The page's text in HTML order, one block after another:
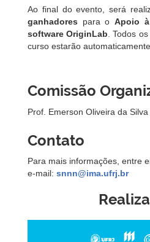
Ao final do evento, será
ganhadores para o Apoio
software OriginLab . Todos
curso estarão
Comissão
Prof. Emerson Oliveira da Silva
Contato
Para mais informações, entre
e-mail: snnn@ima.ufrj.br